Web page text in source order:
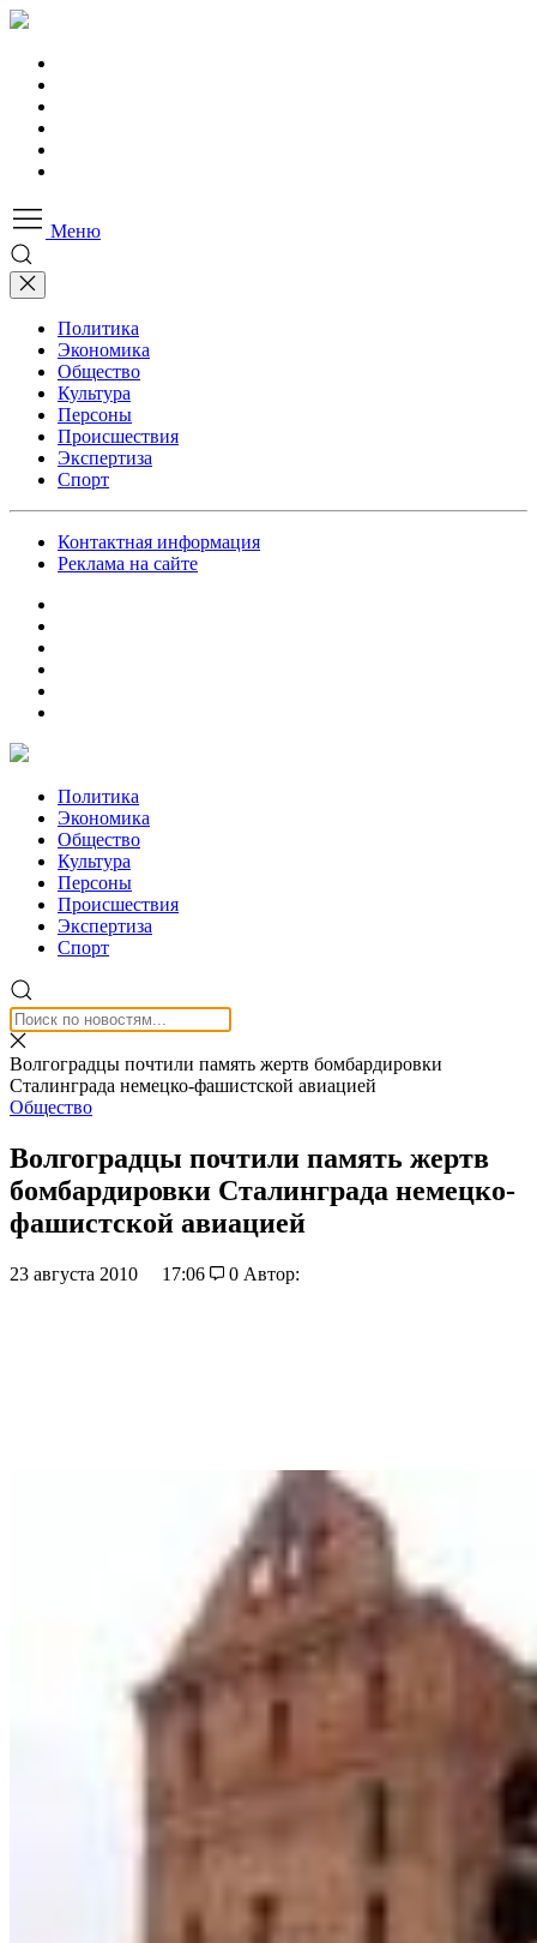
Меню
Политика
Экономика
Общество
Культура
Персоны
Происшествия
Экспертиза
Спорт
Контактная информация
Реклама на сайте
Политика
Экономика
Общество
Культура
Персоны
Происшествия
Экспертиза
Спорт
Волгоградцы почтили память жертв бомбардировки
Сталинграда немецко-фашистской авиацией
Общество
Волгоградцы почтили память жертв
бомбардировки Сталинграда немецко-
фашистской авиацией
23 августа 2010 17:06 0 Автор: